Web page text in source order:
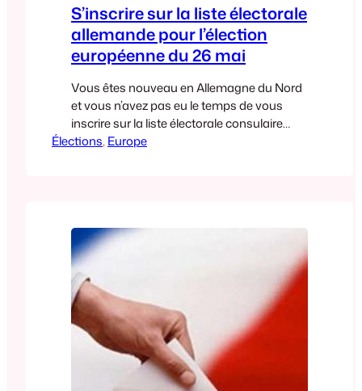
S’inscrire sur la liste électorale
allemande pour l’élection
européenne du 26 mai
Vous êtes nouveau en Allemagne du Nord
et vous n’avez pas eu le temps de vous
inscrire sur la liste électorale consulaire
avant le 31 mars ? Vous pouvez encore
Élections, Europe